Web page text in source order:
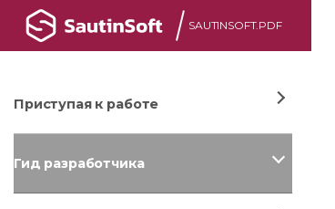
SAUTINSOFT.PDF
Приступая к работе
Гид разработчика